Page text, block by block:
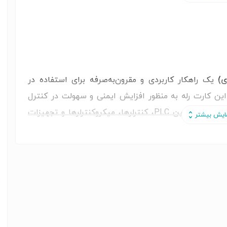
یک راهکار کاربردی و مقرون‌به‌صرفه برای استفاده در
کارت رله به منظور افزایش ایمنی و سهولت در کنترل
تجهیزات الکتریکی طراحی شده و می‌تواند به عنوان واسط بین PLC، کنترلرها، میکروکنترلرها و تجهیزات